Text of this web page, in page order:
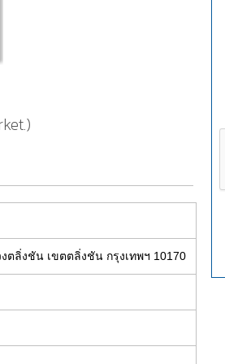
ตลิ่งชัน เขตตลิ่งชัน กรุงเทพฯ 10170